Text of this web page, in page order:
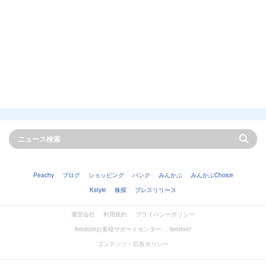
Peachy ブログ ショッピング バンク みんかぶ
みんかぶChoice
Kstyle
株探 プレスリリース
運営会社 利用規約
プライバシーポリシー
livedoorお客様サポートセンター
livedoor
コンテンツ・広告ポリシー